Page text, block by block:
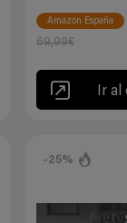
Amazon España
69,99€
Ir
-25%